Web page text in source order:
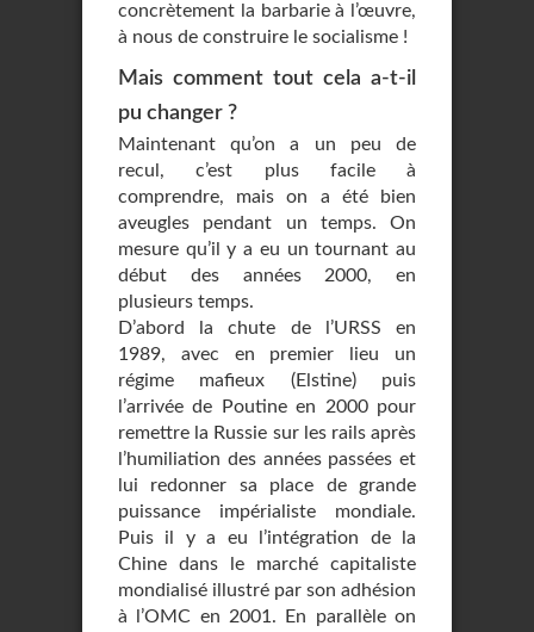
concrètement la barbarie à l’œuvre,
à nous de construire le socialisme !
Mais comment tout cela a-t-il
pu changer ?
Maintenant qu’on a un peu de
recul, c’est plus facile à
comprendre, mais on a été bien
aveugles pendant un temps. On
mesure qu’il y a eu un tournant au
début des années 2000, en
plusieurs temps.
D’abord la chute de l’URSS en
1989, avec en premier lieu un
régime mafieux (Elstine) puis
l’arrivée de Poutine en 2000 pour
remettre la Russie sur les rails après
l’humiliation des années passées et
lui redonner sa place de grande
puissance impérialiste mondiale.
Puis il y a eu l’intégration de la
Chine dans le marché capitaliste
mondialisé illustré par son adhésion
à l’OMC en 2001. En parallèle on